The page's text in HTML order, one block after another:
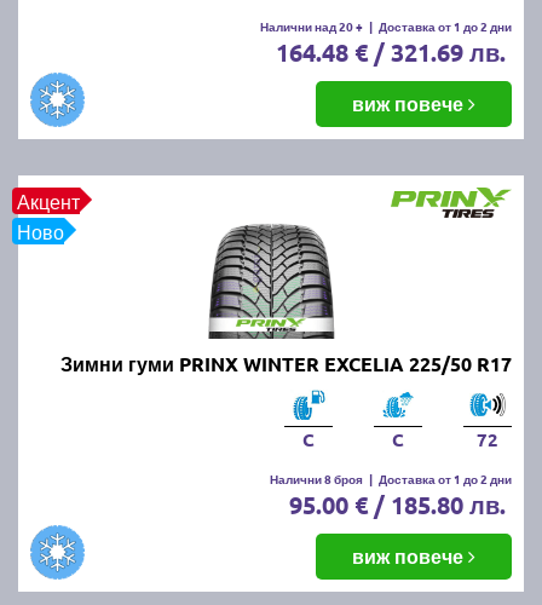
Налични над 20 + | Доставка от 1 до 2 дни
164.48 € / 321.69 лв.
виж повече
Акцент
Ново
Зимни гуми PRINX WINTER EXCELIA 225/50 R17
C C 72
Налични 8 броя | Доставка от 1 до 2 дни
95.00 € / 185.80 лв.
виж повече